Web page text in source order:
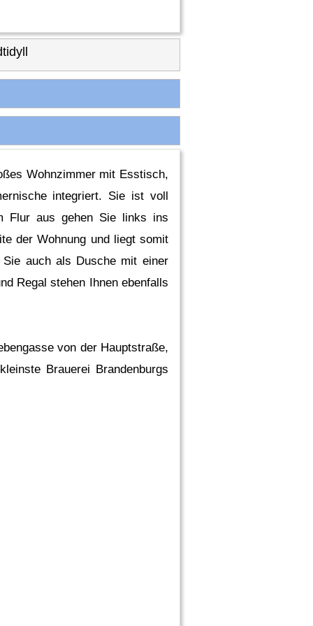
Wohnzimmer mit Esstisch,
integriert. Sie ist voll
Flur aus gehen Sie links ins
der Wohnung und liegt somit
auch als Dusche mit einer
Regal stehen Ihnen ebenfalls
von der Hauptstraße,
Brauerei Brandenburgs